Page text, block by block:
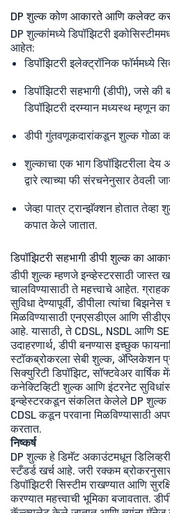
DP शुल्क कोण आकारते आणि कलेक्ट
DP शुल्कांमध्ये डिपॉझिटरी
आहेत:
डिपॉझिटरी इलेक्ट्रॉनिक फॉर्ममध्ये
डिपॉझिटरी सहभागी (डीपी), जसे
डिपॉझिटरी दरम्यान मध्यस्थ म्हणून
डीपी गुंतवणूकदारांकडून शुल्क गोळा
शुल्काचा एक भाग डिपॉझिटरीला देय
द्वारे त्याच्या फी संरचनेनुसार ठेवली
जेव्हा पात्र ट्रान्झॅक्शन होतात तेव्हा
कपात केले जातात.
डिपॉझिटरी सहभागी डीपी शुल्क का
डीपी शुल्क म्हणजे इन्व्हेस्टरसाठी जास्त
चालविण्यासाठी ते महत्त्वाचे आहेत.
सुविधा देण्यापूर्वी, डीपीला त्यांचा बिझनेस
मिळविण्यासाठी एनएसडीएल आणि
आहे. यासाठी, ते CDSL, NSDL आणि
उदाहरणार्थ, डीपी बनण्यास इच्छुक
स्टॉकब्रोकरला सेबी शुल्क, ॲप्लिकेशन
सिक्युरिटी डिपॉझिट, सॉफ्टवेअर
कनेक्टिव्हिटी शुल्क आणि इंटरनेट
इन्व्हेस्टरकडून संकलित केलेले DP शुल्क
CDSL कडून परवाना मिळविण्यासाठी
करतात.
निष्कर्ष
DP शुल्क हे डिमॅट अकाउंटमधून
स्टँडर्ड खर्च आहे. जरी रक्कम
डिपॉझिटरी सिस्टीम राखण्यात आणि
करण्यात महत्त्वाची भूमिका बजावतात.